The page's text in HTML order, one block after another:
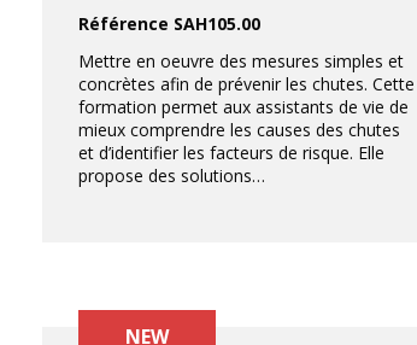
Référence SAH105.00
Mettre en oeuvre des mesures simples et
concrètes afin de prévenir les chutes. Cette
formation permet aux assistants de vie de
mieux comprendre les causes des chutes
et d’identifier les facteurs de risque. Elle
propose des solutions…
NEW